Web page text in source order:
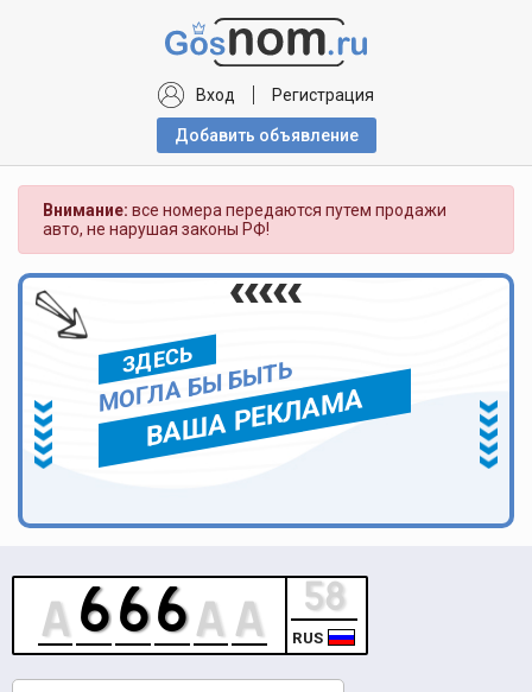
Вход Регистрация
Добавить объявлениe
Внимание: все номера передаются путем продажи
авто, не нарушая законы РФ!
ЗДЕСЬ
МОГЛА БЫ БЫТЬ
ВАША РЕКЛАМА
RUS